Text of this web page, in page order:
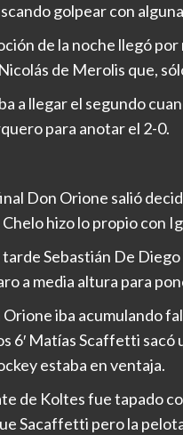
golpear con
de la noche llegó
de Merolis que,
a llegar el segundo
para anotar el 2-0.
Don Orione salió
hizo lo propio con
Sebastián De
a media altura para
Orione iba acumulando
6′ Matías Scaffetti
estaba en ventaja.
de Koltes fue tapado
Sacaffetti pero la